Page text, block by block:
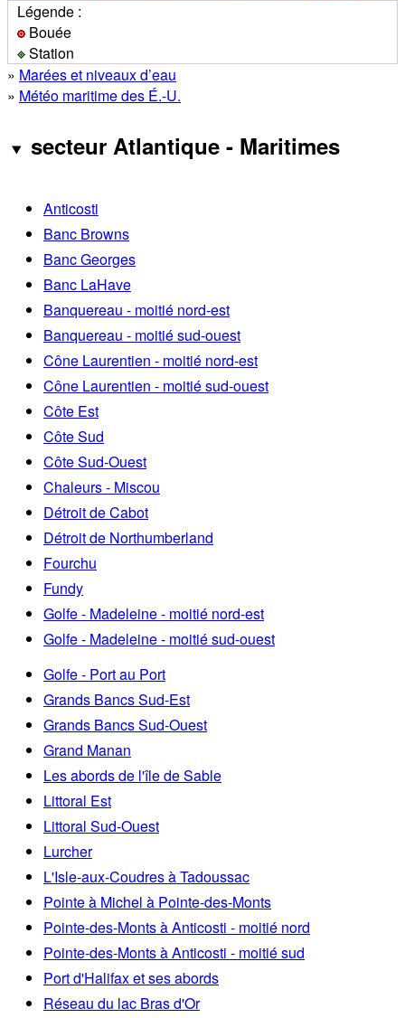
Légende :
Bouée
Station
» Marées et niveaux d’eau
» Météo maritime des É.-U.
secteur Atlantique - Maritimes
Anticosti
Banc Browns
Banc Georges
Banc LaHave
Banquereau - moitié nord-est
Banquereau - moitié sud-ouest
Cône Laurentien - moitié nord-est
Cône Laurentien - moitié sud-ouest
Côte Est
Côte Sud
Côte Sud-Ouest
Chaleurs - Miscou
Détroit de Cabot
Détroit de Northumberland
Fourchu
Fundy
Golfe - Madeleine - moitié nord-est
Golfe - Madeleine - moitié sud-ouest
Golfe - Port au Port
Grands Bancs Sud-Est
Grands Bancs Sud-Ouest
Grand Manan
Les abords de l'île de Sable
Littoral Est
Littoral Sud-Ouest
Lurcher
L'Isle-aux-Coudres à Tadoussac
Pointe à Michel à Pointe-des-Monts
Pointe-des-Monts à Anticosti - moitié nord
Pointe-des-Monts à Anticosti - moitié sud
Port d'Halifax et ses abords
Réseau du lac Bras d'Or